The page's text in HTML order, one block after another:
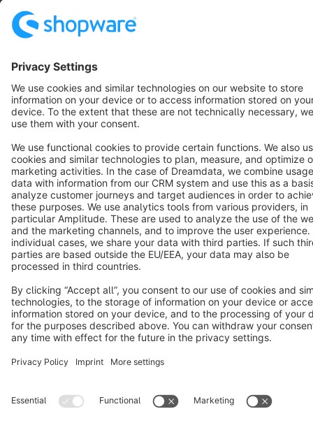
Copyright © shopware AG - All rights reserved
Notice: * All prices are quoted net of the statutory value-added tax